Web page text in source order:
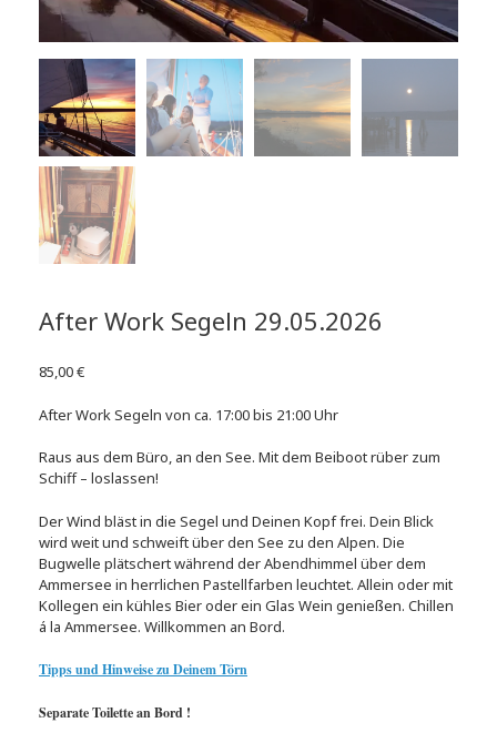
After Work Segeln 29.05.2026
85,00€
After Work Segeln von ca. 17:00 bis 21:00 Uhr
Raus aus dem Büro, an den See. Mit dem Beiboot rüber zum
Schiff – loslassen!
Der Wind bläst in die Segel und Deinen Kopf frei. Dein Blick
wird weit und schweift über den See zu den Alpen. Die
Bugwelle plätschert während der Abendhimmel über dem
Ammersee in herrlichen Pastellfarben leuchtet. Allein oder mit
Kollegen ein kühles Bier oder ein Glas Wein genießen. Chillen
á la Ammersee. Willkommen an Bord.
Tipps und Hinweise zu Deinem Törn
Separate Toilette an Bord !